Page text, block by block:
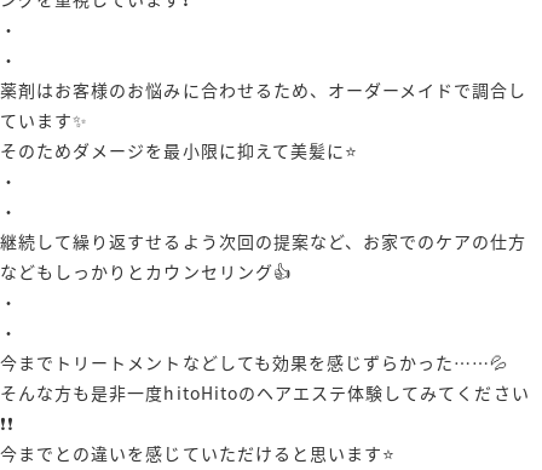
・
・
薬剤はお客様のお悩みに合わせるため、オーダーメイドで調合し
ています✨
そのためダメージを最小限に抑えて美髪に⭐️
・
・
継続して繰り返すせるよう次回の提案など、お家でのケアの仕方
などもしっかりとカウンセリング👍
・
・
今までトリートメントなどしても効果を感じずらかった……💦
そんな方も是非一度hitoHitoのヘアエステ体験してみてください
❗️❗️
今までとの違いを感じていただけると思います⭐️